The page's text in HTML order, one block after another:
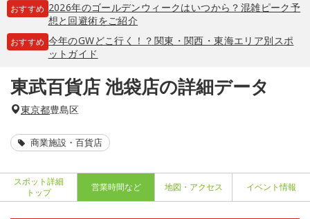
おすすめ 2026年のゴールデンウィークはいつから？混雑ピーク予
想と回避術をご紹介
おすすめ 今年のGWどこ行く！？関東・関西・東海エリア別スポ
ットガイド
東武百貨店 池袋店の詳細データ
東京都豊島区
商業施設・百貨店
スポット詳細
トップ
営業時間など 地図・アクセス イベント情報